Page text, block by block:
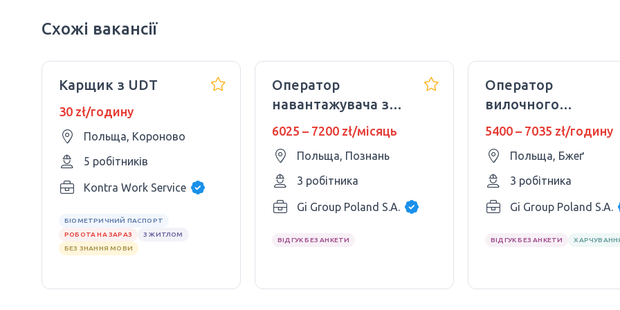
Схожі вакансії
Карщик з UDT
30 zł/годину
Польща, Короново
5 робітників
Kontra Work Service
БІОМЕТРИЧНИЙ ПАСПОРТ
РОБОТА НА ЗАРАЗ
З ЖИТЛОМ
БЕЗ ЗНАННЯ МОВИ
Оператор
навантажувача з
UDT на склад DHL
6025 – 7200 zł/місяць
Польща, Познань
3 робітника
Gi Group Poland S.A.
ВІДГУК БЕЗ АНКЕТИ
Оператор
вилочного
навантажувача з
5400 – 7035 zł/годину
Польща, Бжеґ
3 робітника
Gi Group Poland S.A.
ВІДГУК БЕЗ АНКЕТИ